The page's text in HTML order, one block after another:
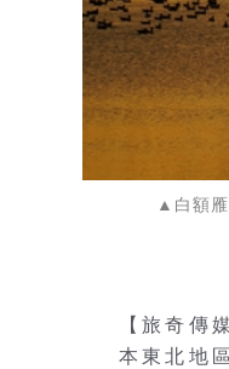
▲白額
【旅奇傳
本東北地